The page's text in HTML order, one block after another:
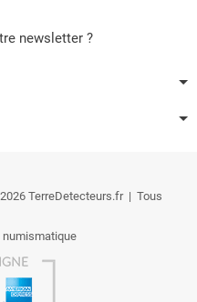
newsletter ?
TerreDetecteurs.fr| Tous
numismatique